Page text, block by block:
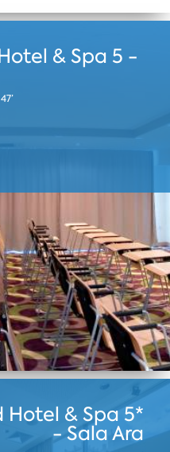
& Spa 5 -
& Spa 5*
- Sala Ara